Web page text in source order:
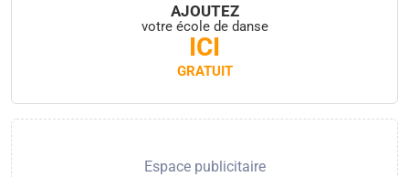
AJOUTEZ
votre école de danse
ICI
GRATUIT
Espace publicitaire